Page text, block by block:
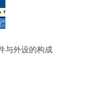
与外设的构成